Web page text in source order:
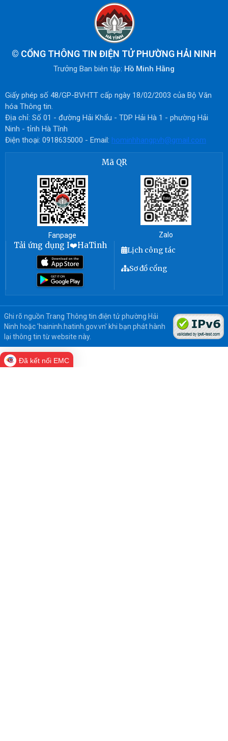
© CỔNG THÔNG TIN ĐIỆN TỬ PHƯỜNG HẢI NINH
Trưởng Ban biên tập: Hồ Minh Hằng
Giấy phép số 48/GP-BVHTT cấp ngày 18/02/2003 của Bộ Văn
hóa Thông tin.
Địa chỉ: Số 01 - đường Hải Khẩu - TDP Hải Hà 1 - phường Hải
Ninh - tỉnh Hà Tĩnh
Điện thoại: 0918635000 - Email: hominhhangpvh@gmail.com
Mã QR
Fanpage Zalo
Tải ứng dụng I❤️HaTinh
Lịch công tác
Sơ đồ cổng
Ghi rõ nguồn Trang Thông tin điện tử phường Hải
Ninh hoặc 'haininh.hatinh.gov.vn' khi bạn phát hành
lại thông tin từ website này.
Đã kết nối EMC